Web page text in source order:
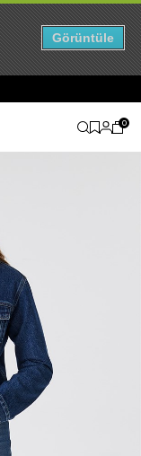
0
Görüntüle